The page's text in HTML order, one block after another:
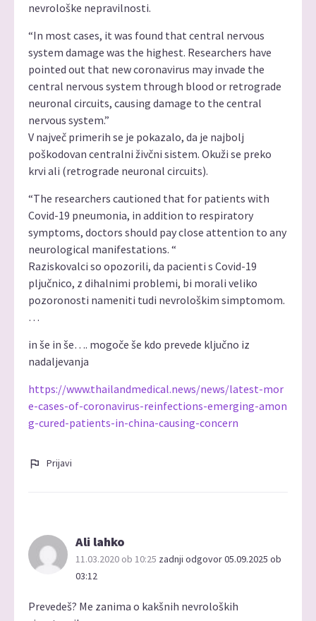
nevrološke nepravilnosti.
“In most cases, it was found that central nervous
system damage was the highest. Researchers have
pointed out that new coronavirus may invade the
central nervous system through blood or retrograde
neuronal circuits, causing damage to the central
nervous system.”
V največ primerih se je pokazalo, da je najbolj
poškodovan centralni živčni sistem. Okuži se preko
krvi ali (retrograde neuronal circuits).
“The researchers cautioned that for patients with
Covid-19 pneumonia, in addition to respiratory
symptoms, doctors should pay close attention to any
neurological manifestations. “
Raziskovalci so opozorili, da pacienti s Covid-19
pljučnico, z dihalnimi problemi, bi morali veliko
pozoronosti nameniti tudi nevrološkim simptomom.
…
in še in še…. mogoče še kdo prevede ključno iz
nadaljevanja
https://www.thailandmedical.news/news/latest-mor
e-cases-of-coronavirus-reinfections-emerging-amon
g-cured-patients-in-china-causing-concern
Prijavi
Ali lahko
11.03.2020 ob 10:25 zadnji odgovor 05.09.2025 ob
03:12
Prevedeš? Me zanima o kakšnih nevroloških